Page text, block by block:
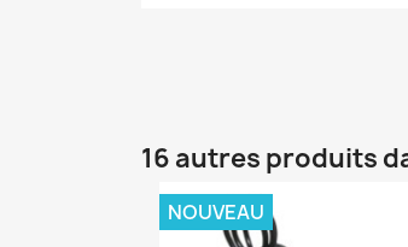
16 autres produits
NOUVEAU